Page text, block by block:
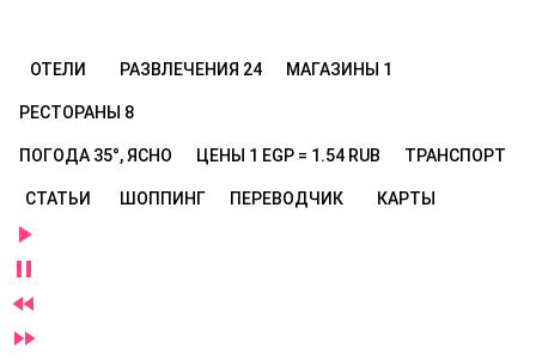
ОТЕЛИ РАЗВЛЕЧЕНИЯ 24 МАГАЗИНЫ 1
РЕСТОРАНЫ 8
ПОГОДА 35°, ЯСНО ЦЕНЫ 1 EGP = 1.54 RUB ТРАНСПОРТ
СТАТЬИ ШОППИНГ ПЕРЕВОДЧИК КАРТЫ



